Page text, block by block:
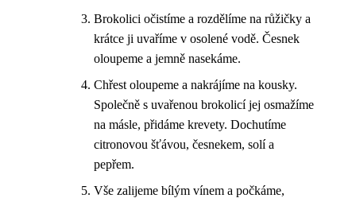
Brokolici očistíme a rozdělíme na růžičky a
krátce ji uvaříme v osolené vodě. Česnek
oloupeme a jemně nasekáme.
Chřest oloupeme a nakrájíme na kousky.
Společně s uvařenou brokolicí jej osmažíme
na másle, přidáme krevety. Dochutíme
citronovou šťávou, česnekem, solí a
pepřem.
Vše zalijeme bílým vínem a počkáme,